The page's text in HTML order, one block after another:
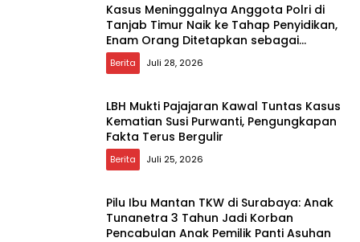
Kasus Meninggalnya Anggota Polri di
Tanjab Timur Naik ke Tahap Penyidikan,
Enam Orang Ditetapkan sebagai
Tersangka
Berita Juli 28, 2026
LBH Mukti Pajajaran Kawal Tuntas Kasus
Kematian Susi Purwanti, Pengungkapan
Fakta Terus Bergulir
Berita Juli 25, 2026
Pilu Ibu Mantan TKW di Surabaya: Anak
Tunanetra 3 Tahun Jadi Korban
Pencabulan Anak Pemilik Panti Asuhan